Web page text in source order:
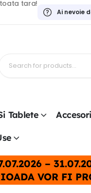
tara!
Ai nevoie
Tablete
–
VOR FI